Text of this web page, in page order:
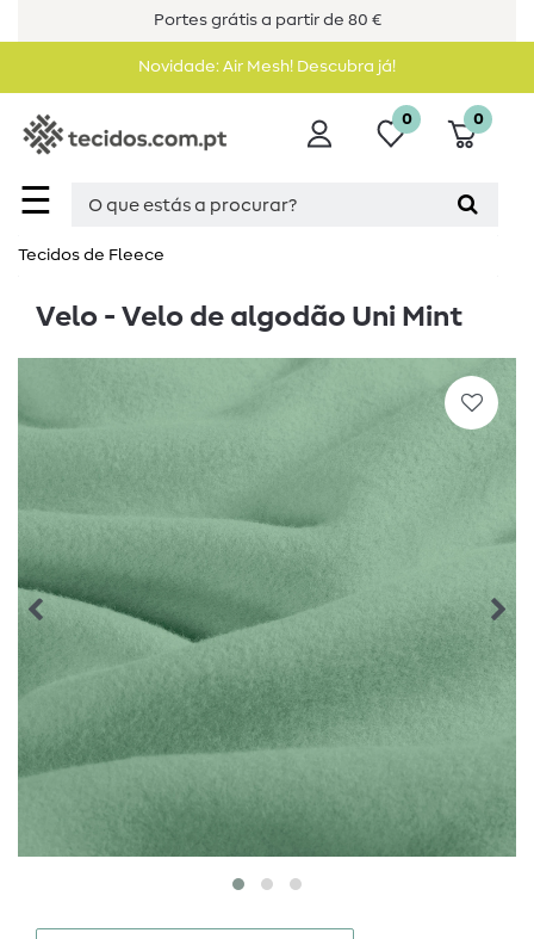
Portes grátis a partir de 80 €
Novidade: Air Mesh! Descubra já!
☰
0 0
Tecidos de Fleece
Velo - Velo de algodão Uni Mint